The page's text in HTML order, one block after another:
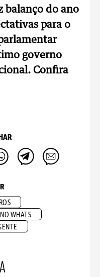
balanço do ano
para o
governo
Confira
WHATS